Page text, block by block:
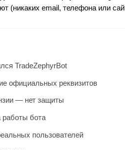
(никаких email, телефона или
TradeZephyrBot
официальных реквизитов
— нет защиты
работы бота
пользователей